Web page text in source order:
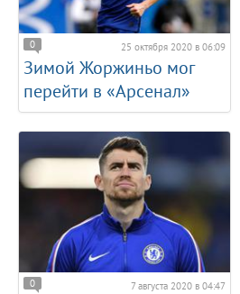
0 25 октября 2020 в 06:09
Зимой Жоржиньо мог
перейти в «Арсенал»
0 7 августа 2020 в 04:47